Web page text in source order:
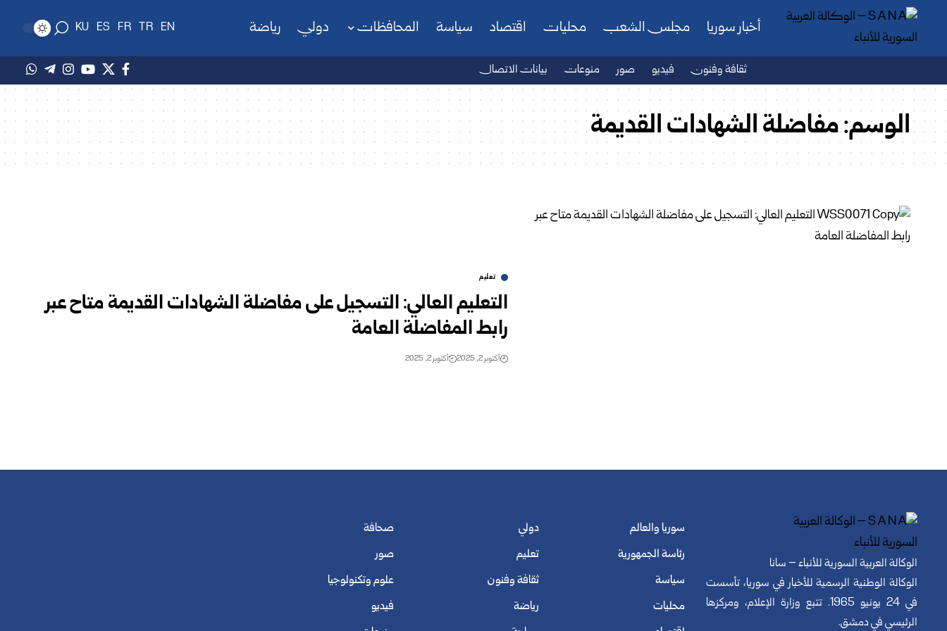
أخبار سوريا مجلس الشعب محليات اقتصاد سياسة المحافظات دولي رياضة EN
TR
FR
ES
KU
ثقافة وفنون فيديو صور منوعات بيانات الاتصال
الوسم:مفاضلة الشهادات القديمة
تعليم
التعليم العالي: التسجيل على مفاضلة الشهادات القديمة متاح عبر
رابط المفاضلة العامة
أكتوبر 2, 2025 أكتوبر 2, 2025
الوكالة العربية السورية للأنباء – سانا
الوكالة الوطنية الرسمية للأخبار في سوريا، تأسست
في 24 يونيو 1965. تتبع وزارة الإعلام، ومركزها
الرئيسي في دمشق.
سوريا والعالم
رئاسة الجمهورية
سياسة
محليات
دولي
تعليم
ثقافة وفنون
رياضة
صحافة
صور
علوم وتكنولوجيا
فيديو